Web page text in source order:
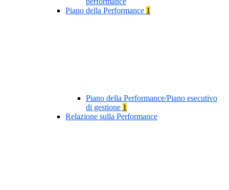
Piano della Performance 1
Piano della Performance/Piano esecutivo
di gestione 1
Relazione sulla Performance